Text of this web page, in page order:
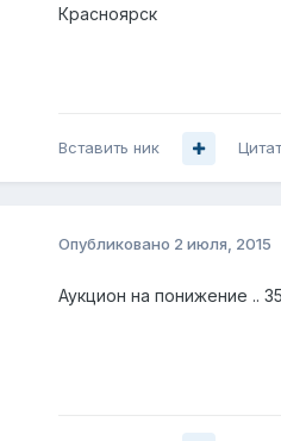
Красноярск
Вставить ник
Опубликовано 2 июля, 2015
Аукцион на понижение ..